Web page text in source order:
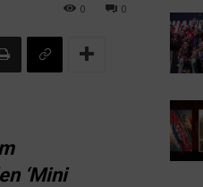
0
0
‘Mini